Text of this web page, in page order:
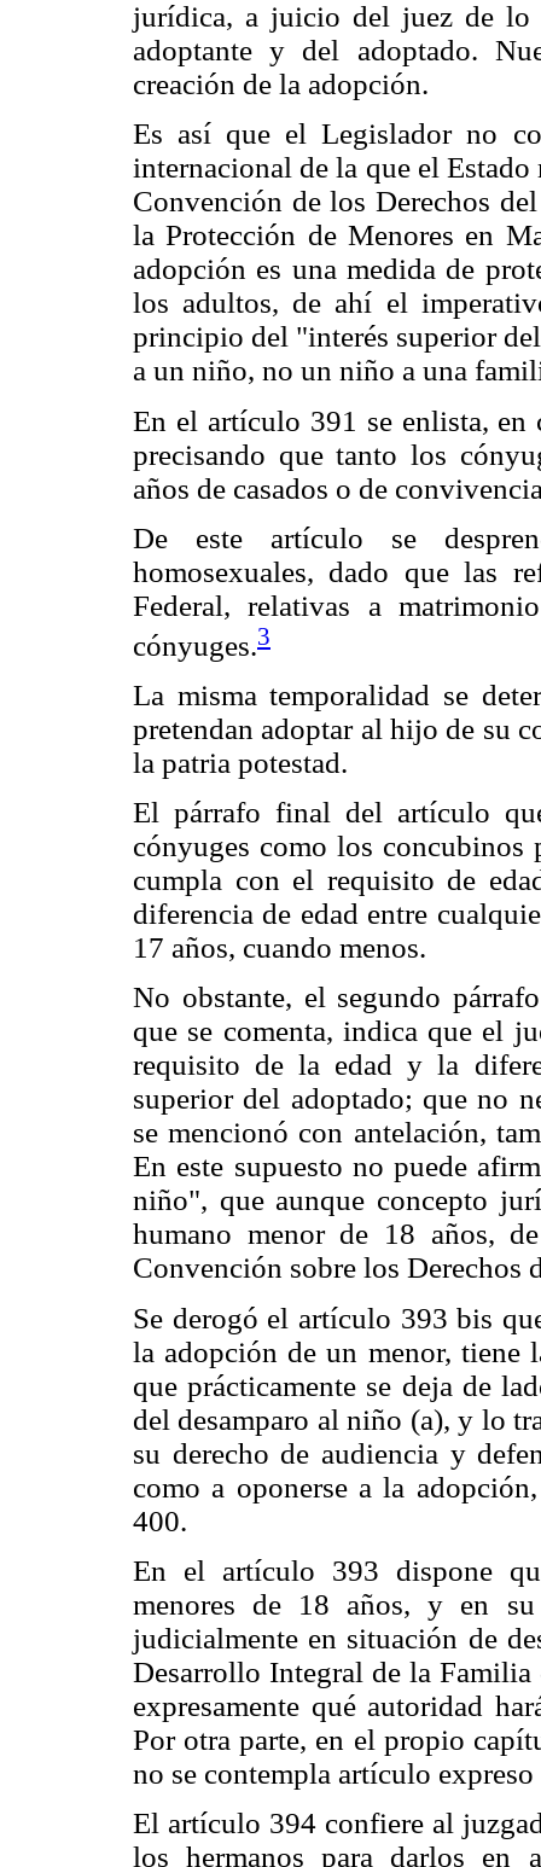
jurídica, a juicio del juez de lo
adoptante y del adoptado.
creación de la adopción.
Es así que el Legislador no
internacional de la que el
Convención de los Derechos
la Protección de Menores en
adopción es una medida de
los adultos, de ahí el
principio del "interés superior
a un niño, no un niño a una
En el artículo 391 se enlista, en
precisando que tanto los
años de casados o de
De este artículo se
homosexuales, dado que las
Federal, relativas a
cónyuges.3
La misma temporalidad se
pretendan adoptar al hijo de su
la patria potestad.
El párrafo final del artículo
cónyuges como los concubinos
cumpla con el requisito de
diferencia de edad entre
17 años, cuando menos.
No obstante, el segundo
que se comenta, indica que el
requisito de la edad y la
superior del adoptado; que no
se mencionó con antelación,
En este supuesto no puede
niño", que aunque concepto
humano menor de 18 años,
Convención sobre los Derechos
Se derogó el artículo 393 bis
la adopción de un menor, tiene
que prácticamente se deja de
del desamparo al niño (a), y lo
su derecho de audiencia y
como a oponerse a la
400.
En el artículo 393 dispone
menores de 18 años, y en
judicialmente en situación de
Desarrollo Integral de la
expresamente qué autoridad
Por otra parte, en el propio
no se contempla artículo
El artículo 394 confiere al
los hermanos para darlos en